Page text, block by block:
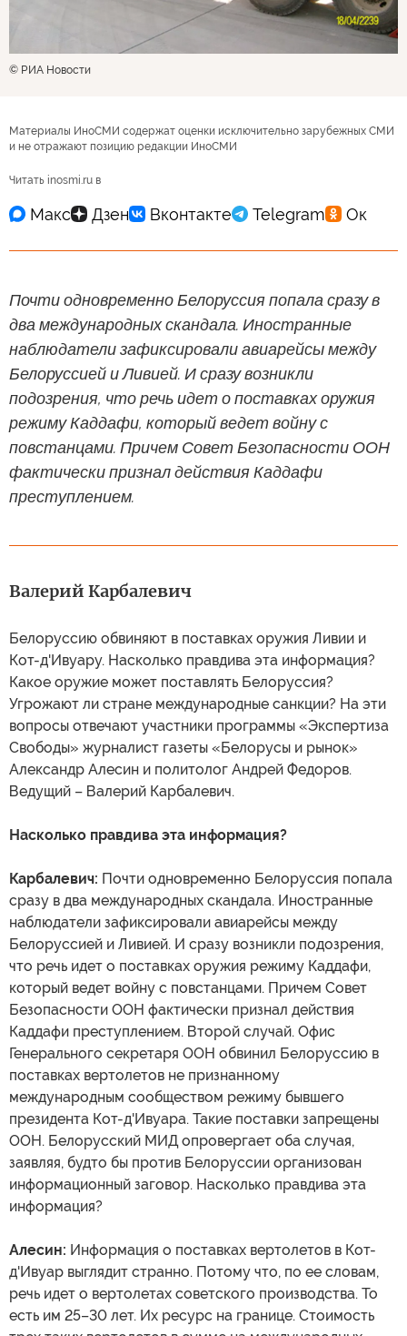
© РИА Новости
Материалы ИноСМИ содержат оценки исключительно зарубежных СМИ
и не отражают позицию редакции ИноСМИ
Читать inosmi.ru в
Почти одновременно Белоруссия попала сразу в
два международных скандала. Иностранные
наблюдатели зафиксировали авиарейсы между
Белоруссией и Ливией. И сразу возникли
подозрения, что речь идет о поставках оружия
режиму Каддафи, который ведет войну с
повстанцами. Причем Совет Безопасности ООН
фактически признал действия Каддафи
преступлением.
Валерий Карбалевич
Белоруссию обвиняют в поставках оружия Ливии и
Кот-д'Ивуару. Насколько правдива эта информация?
Какое оружие может поставлять Белоруссия?
Угрожают ли стране международные санкции? На эти
вопросы отвечают участники программы «Экспертиза
Свободы» журналист газеты «Белорусы и рынок»
Александр Алесин и политолог Андрей Федоров.
Ведущий – Валерий Карбалевич.
Насколько правдива эта информация?
Карбалевич: Почти одновременно Белоруссия попала
сразу в два международных скандала. Иностранные
наблюдатели зафиксировали авиарейсы между
Белоруссией и Ливией. И сразу возникли подозрения,
что речь идет о поставках оружия режиму Каддафи,
который ведет войну с повстанцами. Причем Совет
Безопасности ООН фактически признал действия
Каддафи преступлением. Второй случай. Офис
Генерального секретаря ООН обвинил Белоруссию в
поставках вертолетов не признанному
международным сообществом режиму бывшего
президента Кот-д'Ивуара. Такие поставки запрещены
ООН. Белорусский МИД опровергает оба случая,
заявляя, будто бы против Белоруссии организован
информационный заговор. Насколько правдива эта
информация?
Алесин: Информация о поставках вертолетов в Кот-
д'Ивуар выглядит странно. Потому что, по ее словам,
речь идет о вертолетах советского производства. То
есть им 25–30 лет. Их ресурс на границе. Стоимость